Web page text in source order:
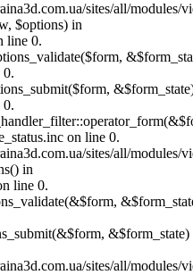
sites/all/modules/
$options) in
line 0.
0.
0.
on line 0.
sites/all/modules/
in
line 0.
&$form_state)
sites/all/modules/